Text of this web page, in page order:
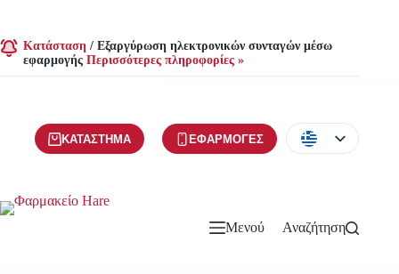
Κατάσταση / Εξαργύρωση ηλεκτρονικών συνταγών μέσω
εφαρμογής Περισσότερες πληροφορίες »
ΚΑΤΆΣΤΗΜΑ ΕΦΑΡΜΟΓΈΣ
Μενού Αναζήτηση